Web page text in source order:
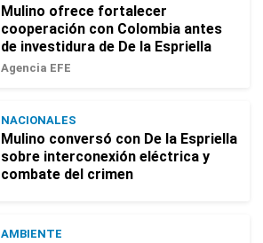
Mulino ofrece fortalecer
cooperación con Colombia antes
de investidura de De la Espriella
Agencia EFE
NACIONALES
Mulino conversó con De la Espriella
sobre interconexión eléctrica y
combate del crimen
AMBIENTE